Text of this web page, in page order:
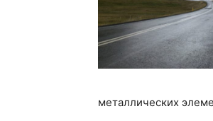
металлических